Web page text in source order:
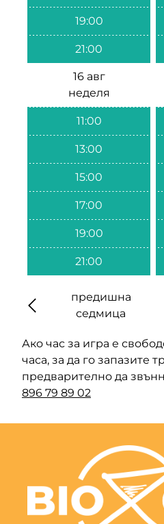
19:00
21:00
16 авг
неделя
11:00
13:00
15:00
17:00
19:00
21:00
предишна
седмица
Ако час за игра е
часа, за да го запазите
предварително да
896 79 89 02